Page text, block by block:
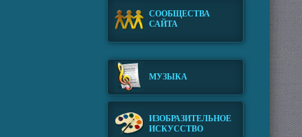
СООБЩЕСТВА
САЙТА
МУЗЫКА
ИЗОБРАЗИТЕЛЬНОЕ
ИСКУССТВО